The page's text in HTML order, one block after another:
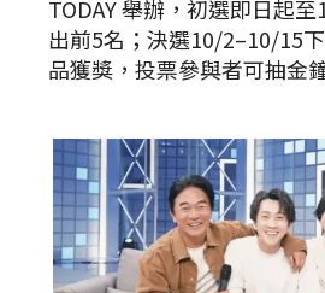
TODAY 舉辦，初選即日起
出前5名；決選10/2–10/15
品獲獎，投票參與者可抽金